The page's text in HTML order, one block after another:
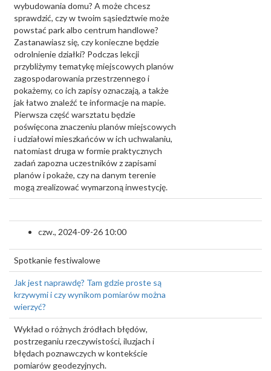
wybudowania domu? A może chcesz
sprawdzić, czy w twoim sąsiedztwie może
powstać park albo centrum handlowe?
Zastanawiasz się, czy konieczne będzie
odrolnienie działki? Podczas lekcji
przybliżymy tematykę miejscowych planów
zagospodarowania przestrzennego i
pokażemy, co ich zapisy oznaczają, a także
jak łatwo znaleźć te informacje na mapie.
Pierwsza część warsztatu będzie
poświęcona znaczeniu planów miejscowych
i udziałowi mieszkańców w ich uchwalaniu,
natomiast druga w formie praktycznych
zadań zapozna uczestników z zapisami
planów i pokaże, czy na danym terenie
mogą zrealizować wymarzoną inwestycję.
czw., 2024-09-26 10:00
Spotkanie festiwalowe
Jak jest naprawdę? Tam gdzie proste są
krzywymi i czy wynikom pomiarów można
wierzyć?
Wykład o różnych źródłach błędów,
postrzeganiu rzeczywistości, iluzjach i
błędach poznawczych w kontekście
pomiarów geodezyjnych.